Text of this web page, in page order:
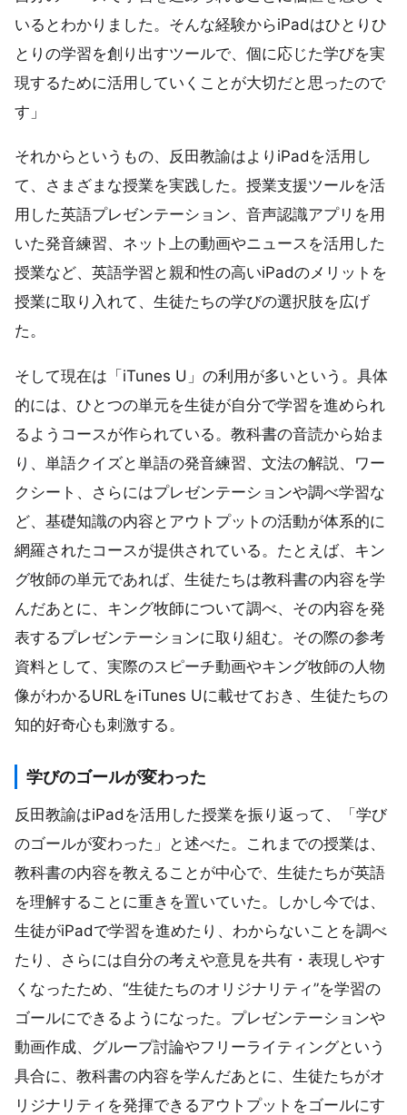
いるとわかりました。そんな経験からiPadはひとりひ
とりの学習を創り出すツールで、個に応じた学びを実
現するために活用していくことが大切だと思ったので
す」
それからというもの、反田教諭はよりiPadを活用し
て、さまざまな授業を実践した。授業支援ツールを活
用した英語プレゼンテーション、音声認識アプリを用
いた発音練習、ネット上の動画やニュースを活用した
授業など、英語学習と親和性の高いiPadのメリットを
授業に取り入れて、生徒たちの学びの選択肢を広げ
た。
そして現在は「iTunes U」の利用が多いという。具体
的には、ひとつの単元を生徒が自分で学習を進められ
るようコースが作られている。教科書の音読から始ま
り、単語クイズと単語の発音練習、文法の解説、ワー
クシート、さらにはプレゼンテーションや調べ学習な
ど、基礎知識の内容とアウトプットの活動が体系的に
網羅されたコースが提供されている。たとえば、キン
グ牧師の単元であれば、生徒たちは教科書の内容を学
んだあとに、キング牧師について調べ、その内容を発
表するプレゼンテーションに取り組む。その際の参考
資料として、実際のスピーチ動画やキング牧師の人物
像がわかるURLをiTunes Uに載せておき、生徒たちの
知的好奇心も刺激する。
学びのゴールが変わった
反田教諭はiPadを活用した授業を振り返って、「学び
のゴールが変わった」と述べた。これまでの授業は、
教科書の内容を教えることが中心で、生徒たちが英語
を理解することに重きを置いていた。しかし今では、
生徒がiPadで学習を進めたり、わからないことを調べ
たり、さらには自分の考えや意見を共有・表現しやす
くなったため、“生徒たちのオリジナリティ”を学習の
ゴールにできるようになった。プレゼンテーションや
動画作成、グループ討論やフリーライティングという
具合に、教科書の内容を学んだあとに、生徒たちがオ
リジナリティを発揮できるアウトプットをゴールにす